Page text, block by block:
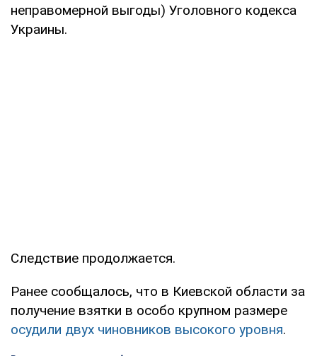
неправомерной выгоды) Уголовного кодекса
Украины.
Следствие продолжается.
Ранее сообщалось, что в Киевской области за
получение взятки в особо крупном размере
осудили двух чиновников высокого уровня.